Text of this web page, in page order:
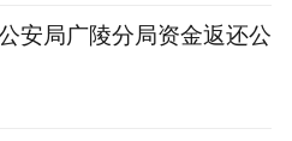
安局广陵分局资金返还公